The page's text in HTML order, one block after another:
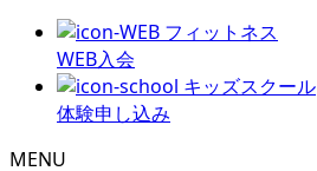
フィットネス
WEB入会
キッズスクール
体験申し込み
MENU